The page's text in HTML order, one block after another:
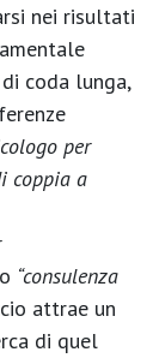
nei risultati
coda lunga,
per
coppia a
“consulenza
attrae un
di quel